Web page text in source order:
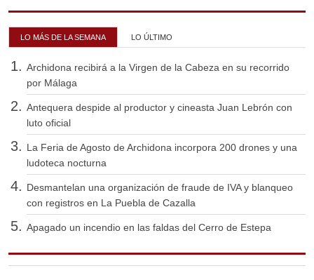
LO MÁS DE LA SEMANA LO ÚLTIMO
Archidona recibirá a la Virgen de la Cabeza en su recorrido
por Málaga
Antequera despide al productor y cineasta Juan Lebrón con
luto oficial
La Feria de Agosto de Archidona incorpora 200 drones y una
ludoteca nocturna
Desmantelan una organización de fraude de IVA y blanqueo
con registros en La Puebla de Cazalla
Apagado un incendio en las faldas del Cerro de Estepa